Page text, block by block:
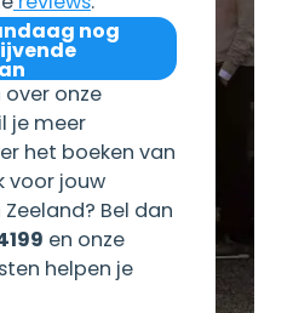
nog
over onze
je meer
het boeken van
voor jouw
Bel dan
en onze
helpen je